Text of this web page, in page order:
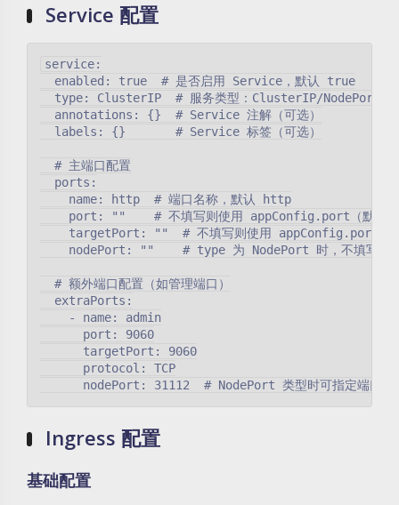
Service 配置
service:
  enabled: true  # 是否启用 Service，默认 true
type: ClusterIP  # 服务类型：ClusterIP/NodePort/
  annotations: {}  # Service 注解（可选）
  labels: {}       # Service 标签（可选）
  # 主端口配置
  ports:
    name: http  # 端口名称，默认 http
port: ""    # 不填写则使用 appConfig.port（默认
targetPort: ""  # 不填写则使用 appConfig.port（
nodePort: ""    # type 为 NodePort 时，不填写则
  # 额外端口配置（如管理端口）
  extraPorts:
    - name: admin
      port: 9060
      targetPort: 9060
      protocol: TCP
Ingress 配置
基础配置